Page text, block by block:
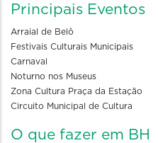
Principais Eventos
Arraial de Belô
Festivais Culturais Municipais
Carnaval
Noturno nos Museus
Zona Cultura Praça da Estação
Circuito Municipal de Cultura
O que fazer em BH